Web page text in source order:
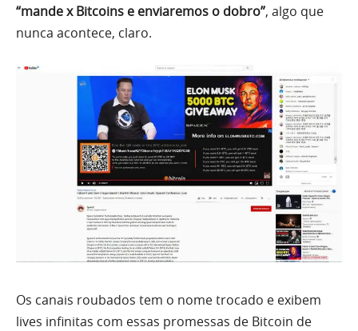
“mande x Bitcoins e enviaremos o dobro”, algo que
nunca acontece, claro.
Os canais roubados tem o nome trocado e exibem
lives infinitas com essas promessas de Bitcoin de